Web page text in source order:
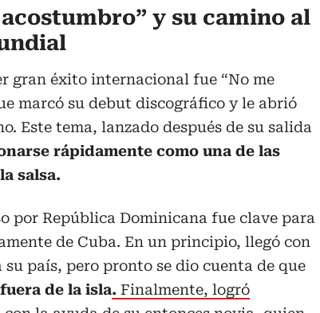
y su camino al
gran éxito internacional fue “No me
marcó su debut discográfico y le abrió
Este tema, lanzado después de su salida
rápidamente como una de las
salsa.
por República Dominicana fue clave para
de Cuba. En un principio, llegó con
país, pero pronto se dio cuenta de que
de la isla. Finalmente, logró